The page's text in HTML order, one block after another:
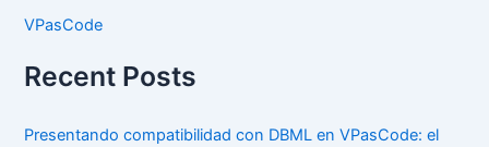
VPasCode
Recent Posts
Presentando compatibilidad con DBML en VPasCode: el